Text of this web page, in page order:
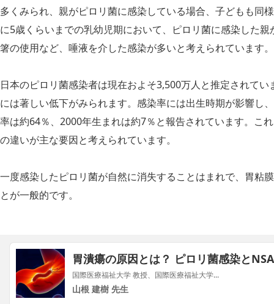
多くみられ、親がピロリ菌に感染している場合、子どもも同
に5歳くらいまでの乳幼児期において、ピロリ菌に感染した
箸の使用など、唾液を介した感染が多いと考えられています。
日本のピロリ菌感染者は現在およそ3,500万人と推定されて
には著しい低下がみられます。感染率には出生時期が影響し
率は約64％、2000年生まれは約7％と報告されています。こ
の違いが主な要因と考えられています。
一度感染したピロリ菌が自然に消失することはまれで、胃粘
とが一般的です。
胃潰瘍の原因とは？ ピロリ菌感染と
国際医療福祉大学 教授、国際医療福祉大学...
山根 建樹 先生